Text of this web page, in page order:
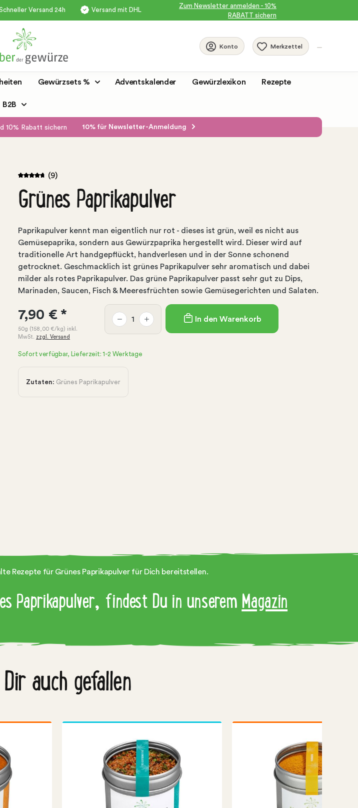
Versand 24h Versand mit DHL
Zum Newsletter anmelden - 10%
RABATT sichern
Konto Merkzettel
Gewürzsets % Adventskalender Gewürzlexikon Rezepte
B2B
10% Rabatt sichern 10% für Newsletter-Anmeldung
(9)
Grünes Paprikapulver
Paprikapulver kennt man eigentlich nur rot - dieses ist grün, weil es nicht aus
Gemüsepaprika, sondern aus Gewürzpaprika hergestellt wird. Dieser wird auf
traditionelle Art handgepflückt, handverlesen und in der Sonne schonend
getrocknet. Geschmacklich ist grünes Paprikapulver sehr aromatisch und dabei
milder als rotes Paprikapulver. Das grüne Paprikapulver passt sehr gut zu Dips,
Marinaden, Saucen, Fisch & Meeresfrüchten sowie Gemüsegerichten und Salaten.
7,90 €*
50g (158,00 €/kg) inkl.
MwSt. zzgl. Versand
In den Warenkorb
Sofort verfügbar, Lieferzeit: 1-2 Werktage
Zutaten: Grünes Paprikapulver
Rezepte für Grünes Paprikapulver für Dich bereitstellen.
Paprikapulver, findest Du in unseremMagazin
auch gefallen